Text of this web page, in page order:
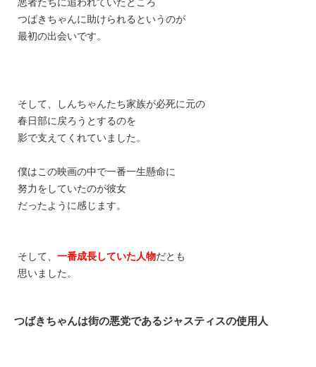
つばきちゃんに助けられるというのが
最初の出会いです。
そして、しんちゃんたち家族が必死に元の
春日部に戻ろうとするのを
影で支えてくれていました。
僕はこの映画の中で一番一生懸命に
努力をしていたのが彼女
だったように感じます。
そして、 一番成長していた人物だとも
思いました。
つばきちゃんは街の悪党であるジャスティスの使用人